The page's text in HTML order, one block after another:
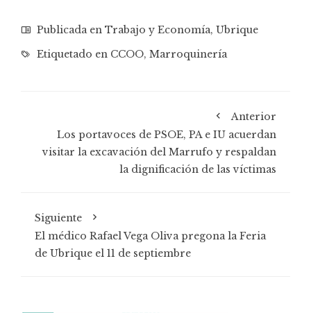
Publicada en Trabajo y Economía, Ubrique
Etiquetado en CCOO, Marroquinería
Anterior
Los portavoces de PSOE, PA e IU acuerdan
visitar la excavación del Marrufo y respaldan
la dignificación de las víctimas
Siguiente
El médico Rafael Vega Oliva pregona la Feria
de Ubrique el 11 de septiembre